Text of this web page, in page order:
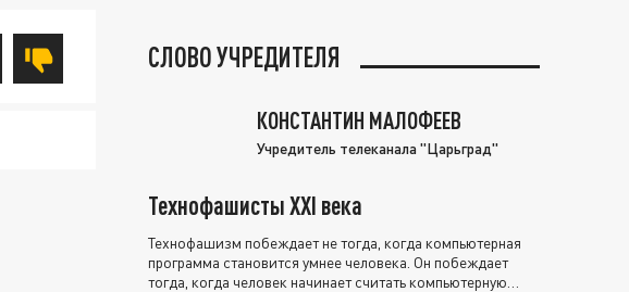
СЛОВО УЧРЕДИТЕЛЯ
КОНСТАНТИН МАЛОФЕЕВ
Учредитель телеканала "Царьград"
Технофашисты XXI века
Технофашизм побеждает не тогда, когда компьютерная
программа становится умнее человека. Он побеждает
тогда, когда человек начинает считать компьютерную